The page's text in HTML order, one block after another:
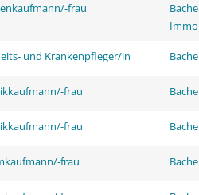
frau
und Krankenpfleger/in
frau
frau
frau